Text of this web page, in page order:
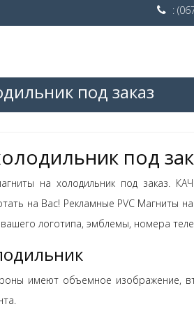
:
под заказ
под
на холодильник под заказ.
на Вас! Рекламные PVC Магниты
логотипа, эмблемы, номера
имеют объемное изображение,